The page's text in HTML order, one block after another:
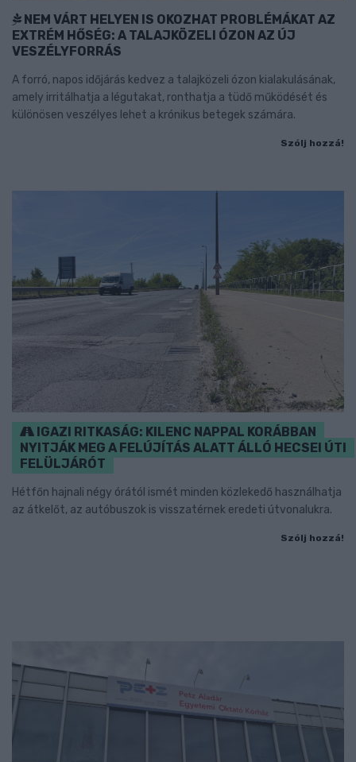
NEM VÁRT HELYEN IS OKOZHAT PROBLÉMÁKAT AZ
EXTRÉM HŐSÉG: A TALAJKÖZELI ÓZON AZ ÚJ
VESZÉLYFORRÁS
A forró, napos időjárás kedvez a talajközeli ózon kialakulásának,
amely irritálhatja a légutakat, ronthatja a tüdő működését és
különösen veszélyes lehet a krónikus betegek számára.
Szólj hozzá!
IGAZI RITKASÁG: KILENC NAPPAL KORÁBBAN
NYITJÁK MEG A FELÚJÍTÁS ALATT ÁLLÓ HECSEI ÚTI
FELÜLJÁRÓT
Hétfőn hajnali négy órától ismét minden közlekedő használhatja
az átkelőt, az autóbuszok is visszatérnek eredeti útvonalukra.
Szólj hozzá!